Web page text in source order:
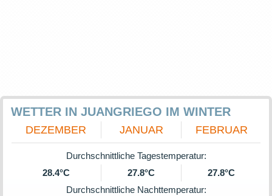
WETTER IN JUANGRIEGO IM WINTER
DEZEMBER JANUAR FEBRUAR
Durchschnittliche Tagestemperatur:
28.4°C
27.8°C
27.8°C
Durchschnittliche Nachttemperatur: